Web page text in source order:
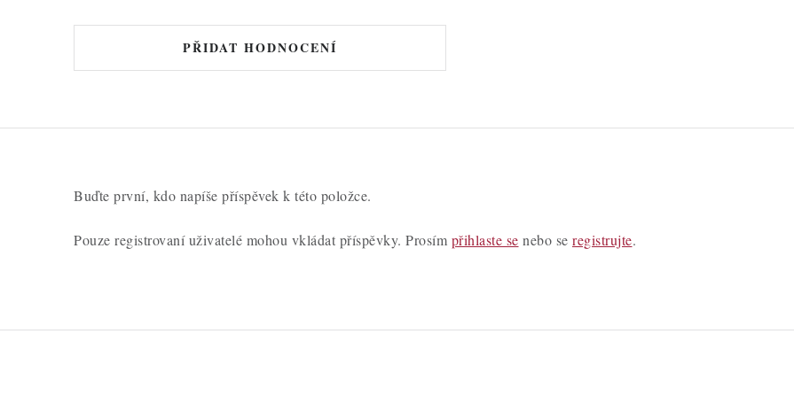
PŘIDAT HODNOCENÍ
Buďte první, kdo napíše příspěvek k této položce.
Pouze registrovaní uživatelé mohou vkládat příspěvky. Prosím přihlaste se nebo se registrujte.